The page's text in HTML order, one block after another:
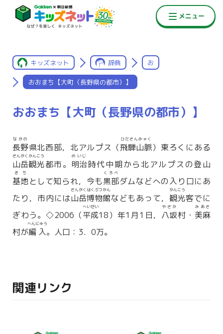
キッズネット 辞典 お
おおまち【大町（長野県の都市）】
おおまち【大町（長野県の都市）】
長野
ながの
県北西部，北アルプス（飛騨山脈
ひださんみゃく
）東ろくにある
山岳観光
さんがくかんこう
都市。 明治
めいじ
時代中期から北アルプスの登山
基地
きち
として知られ，今も黒部
くろべ
ダムなどへの入り口にあ
たり，市内には山岳博物館
さんがくはくぶつかん
などもあって， 観光
かんこう
客でに
ぎわう。◇2006（平成
へいせい
18）年1月1日， 八坂
やさか
村・ 美麻
みあさ
村が編入
へんにゅう
。人口：3．0万。
関連リンク